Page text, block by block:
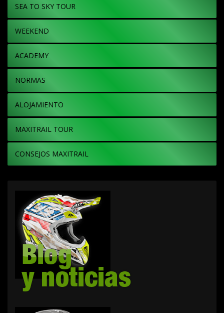
SEA TO SKY TOUR
WEEKEND
ACADEMY
NORMAS
ALOJAMIENTO
MAXITRAIL TOUR
CONSEJOS MAXITRAIL